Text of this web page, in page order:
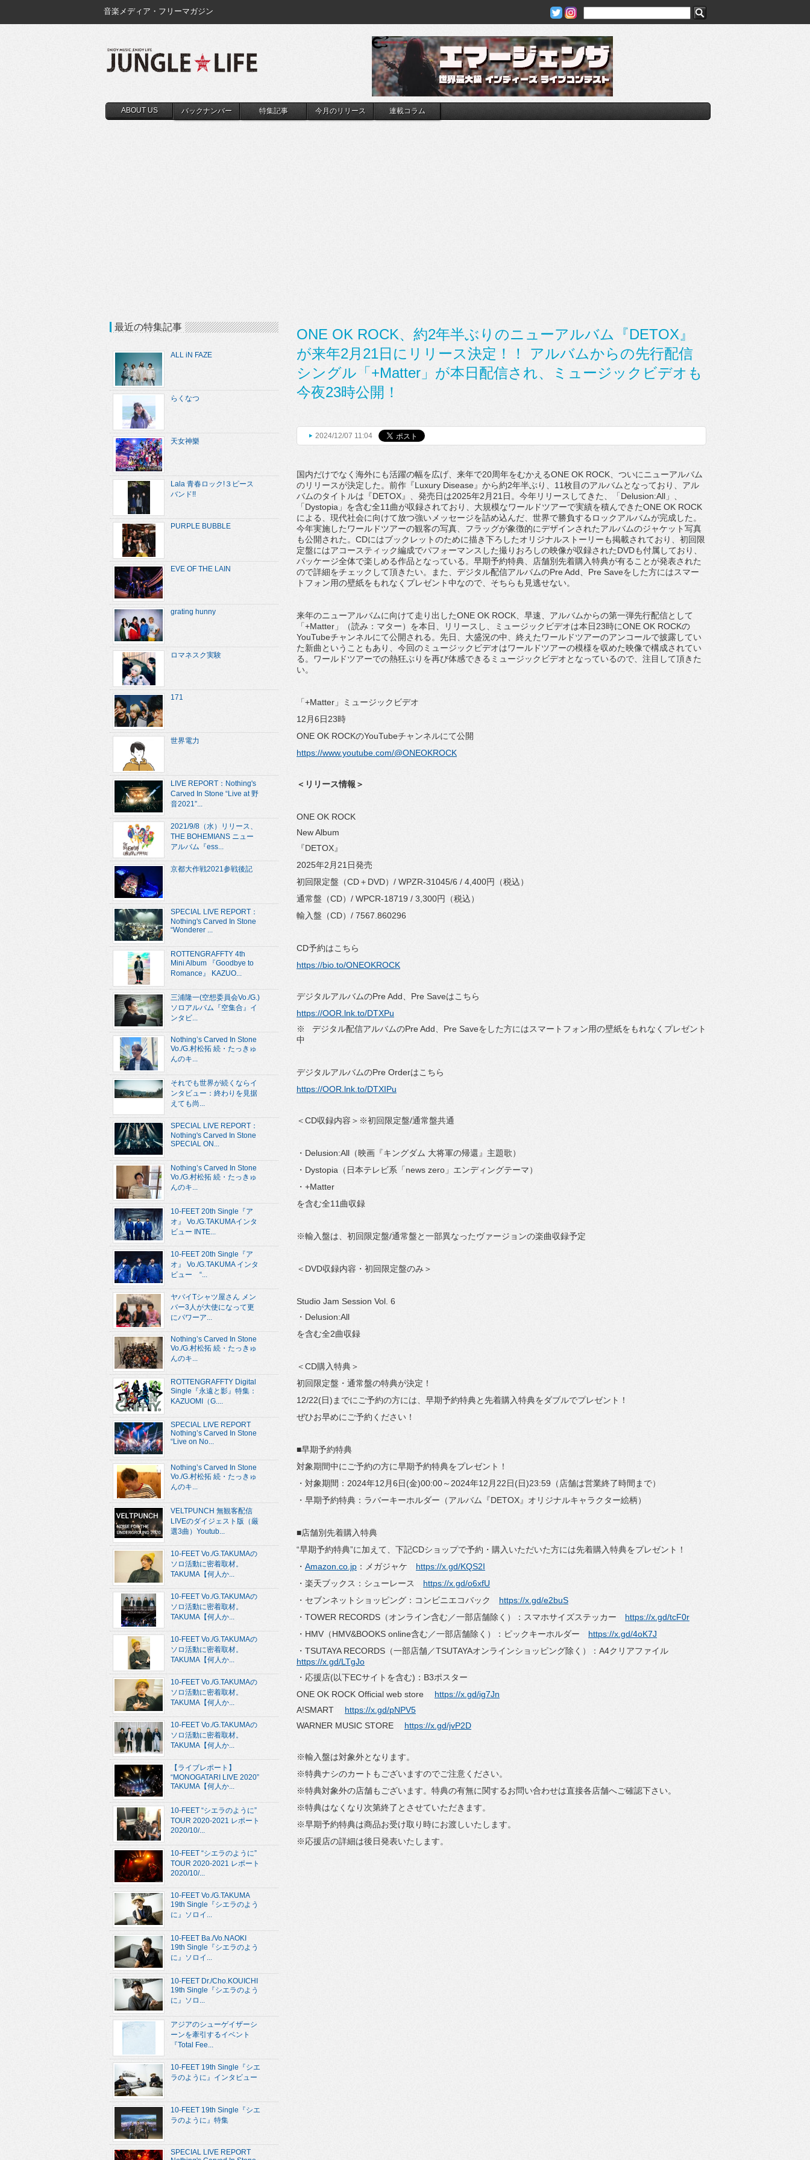
音楽メディア・フリーマガジン
ABOUT US バックナンバー 特集記事 今月のリリース 連載コラム
ONE OK ROCK、約2年半ぶりのニューアルバム『DETOX』
が来年2月21日にリリース決定！！ アルバムからの先行配信
シングル「+Matter」が本日配信され、ミュージックビデオも
今夜23時公開！
2024/12/07 11:04
国内だけでなく海外にも活躍の幅を広げ、来年で20周年をむかえるONE OK ROCK、ついにニューアルバム
のリリースが決定した。前作『Luxury Disease』から約2年半ぶり、11枚目のアルバムとなっており、アル
バムのタイトルは『DETOX』、発売日は2025年2月21日。今年リリースしてきた、「Delusion:All」、
「Dystopia」を含む全11曲が収録されており、大規模なワールドツアーで実績を積んできたONE OK ROCK
による、現代社会に向けて放つ強いメッセージを詰め込んだ、世界で勝負するロックアルバムが完成した。
今年実施したワールドツアーの観客の写真、フラッグが象徴的にデザインされたアルバムのジャケット写真
も公開された。CDにはブックレットのために描き下ろしたオリジナルストーリーも掲載されており、初回限
定盤にはアコースティック編成でパフォーマンスした撮りおろしの映像が収録されたDVDも付属しており、
パッケージ全体で楽しめる作品となっている。早期予約特典、店舗別先着購入特典が有ることが発表された
ので詳細をチェックして頂きたい。また、デジタル配信アルバムのPre Add、Pre Saveをした方にはスマー
トフォン用の壁紙をもれなくプレゼント中なので、そちらも見逃せない。
来年のニューアルバムに向けて走り出したONE OK ROCK、早速、アルバムからの第一弾先行配信として
「+Matter」（読み：マター）を本日、リリースし、ミュージックビデオは本日23時にONE OK ROCKの
YouTubeチャンネルにて公開される。先日、大盛況の中、終えたワールドツアーのアンコールで披露してい
た新曲ということもあり、今回のミュージックビデオはワールドツアーの模様を収めた映像で構成されてい
る。ワールドツアーでの熱狂ぶりを再び体感できるミュージックビデオとなっているので、注目して頂きた
い。
「+Matter」ミュージックビデオ
12月6日23時
ONE OK ROCKのYouTubeチャンネルにて公開
https://www.youtube.com/@ONEOKROCK
＜リリース情報＞
ONE OK ROCK
New Album
『DETOX』
2025年2月21日発売
初回限定盤（CD＋DVD）/ WPZR-31045/6 / 4,400円（税込）
通常盤（CD）/ WPCR-18719 / 3,300円（税込）
輸入盤（CD）/ 7567.860296
CD予約はこちら
https://bio.to/ONEOKROCK
デジタルアルバムのPre Add、Pre Saveはこちら
https://OOR.lnk.to/DTXPu
※ デジタル配信アルバムのPre Add、Pre Saveをした方にはスマートフォン用の壁紙をもれなくプレゼント
中
デジタルアルバムのPre Orderはこちら
https://OOR.lnk.to/DTXIPu
＜CD収録内容＞※初回限定盤/通常盤共通
・Delusion:All（映画『キングダム 大将軍の帰還』主題歌）
・Dystopia（日本テレビ系「news zero」エンディングテーマ）
・+Matter
を含む全11曲収録
※輸入盤は、初回限定盤/通常盤と一部異なったヴァージョンの楽曲収録予定
＜DVD収録内容・初回限定盤のみ＞
Studio Jam Session Vol. 6
・Delusion:All
を含む全2曲収録
＜CD購入特典＞
初回限定盤・通常盤の特典が決定！
12/22(日)までにご予約の方には、早期予約特典と先着購入特典をダブルでプレゼント！
ぜひお早めにご予約ください！
■早期予約特典
対象期間中にご予約の方に早期予約特典をプレゼント！
・対象期間：2024年12月6日(金)00:00～2024年12月22日(日)23:59（店舗は営業終了時間まで）
・早期予約特典：ラバーキーホルダー（アルバム『DETOX』オリジナルキャラクター絵柄）
■店舗別先着購入特典
“早期予約特典”に加えて、下記CDショップで予約・購入いただいた方には先着購入特典をプレゼント！
・ Amazon.co.jp ：メガジャケ https://x.gd/KQS2I
・楽天ブックス：シューレース https://x.gd/o6xfU
・セブンネットショッピング：コンビニエコバック https://x.gd/e2buS
・TOWER RECORDS（オンライン含む／一部店舗除く）：スマホサイズステッカー https://x.gd/tcF0r
・HMV（HMV&BOOKS online含む／一部店舗除く）：ピックキーホルダー https://x.gd/4oK7J
・TSUTAYA RECORDS（一部店舗／TSUTAYAオンラインショッピング除く）：A4クリアファイル
https://x.gd/LTgJo
・応援店(以下ECサイトを含む)：B3ポスター
ONE OK ROCK Official web store https://x.gd/ig7Jn
A!SMART https://x.gd/pNPV5
WARNER MUSIC STORE https://x.gd/jvP2D
※輸入盤は対象外となります。
※特典ナシのカートもございますのでご注意ください。
※特典対象外の店舗もございます。特典の有無に関するお問い合わせは直接各店舗へご確認下さい。
※特典はなくなり次第終了とさせていただきます。
※早期予約特典は商品お受け取り時にお渡しいたします。
※応援店の詳細は後日発表いたします。
最近の特集記事
ALL iN FAZE
らくなつ
天女神樂
Lala 青春ロック!３ピース
バンド!!
PURPLE BUBBLE
EVE OF THE LAIN
grating hunny
ロマネスク実験
171
世界電力
LIVE REPORT：Nothing's
Carved In Stone “Live at 野
音2021”...
2021/9/8（水）リリース、
THE BOHEMIANS ニュー
アルバム『ess...
京都大作戦2021参戦後記
SPECIAL LIVE REPORT：
Nothing's Carved In Stone
“Wonderer ...
ROTTENGRAFFTY 4th
Mini Album 『Goodbye to
Romance』 KAZUO...
三浦隆一(空想委員会Vo./G.)
ソロアルバム『空集合』イ
ンタビ...
Nothing’s Carved In Stone
Vo./G.村松拓 続・たっきゅ
んのキ...
それでも世界が続くならイ
ンタビュー：終わりを見据
えても尚...
SPECIAL LIVE REPORT：
Nothing's Carved In Stone
SPECIAL ON...
Nothing’s Carved In Stone
Vo./G.村松拓 続・たっきゅ
んのキ...
10-FEET 20th Single『ア
オ』 Vo./G.TAKUMAインタ
ビュー INTE...
10-FEET 20th Single『ア
オ』 Vo./G.TAKUMA インタ
ビュー “...
ヤバイTシャツ屋さん メン
バー3人が大使になって更
にパワーア...
Nothing’s Carved In Stone
Vo./G.村松拓 続・たっきゅ
んのキ...
ROTTENGRAFFTY Digital
Single『永遠と影』特集：
KAZUOMI（G....
SPECIAL LIVE REPORT
Nothing’s Carved In Stone
“Live on No...
Nothing’s Carved In Stone
Vo./G.村松拓 続・たっきゅ
んのキ...
VELTPUNCH 無観客配信
LIVEのダイジェスト版（厳
選3曲）Youtub...
10-FEET Vo./G.TAKUMAの
ソロ活動に密着取材。
TAKUMA【何人か...
10-FEET Vo./G.TAKUMAの
ソロ活動に密着取材。
TAKUMA【何人か...
10-FEET Vo./G.TAKUMAの
ソロ活動に密着取材。
TAKUMA【何人か...
10-FEET Vo./G.TAKUMAの
ソロ活動に密着取材。
TAKUMA【何人か...
10-FEET Vo./G.TAKUMAの
ソロ活動に密着取材。
TAKUMA【何人か...
【ライブレポート】
“MONOGATARI LIVE 2020”
TAKUMA【何人か...
10-FEET “シエラのように”
TOUR 2020-2021 レポート
2020/10/...
10-FEET “シエラのように”
TOUR 2020-2021 レポート
2020/10/...
10-FEET Vo./G.TAKUMA
19th Single『シエラのよう
に』ソロイ...
10-FEET Ba./Vo.NAOKI
19th Single『シエラのよう
に』ソロイ...
10-FEET Dr./Cho.KOUICHI
19th Single『シエラのよう
に』ソロ...
アジアのシューゲイザーシ
ーンを牽引するイベント
『Total Fee...
10-FEET 19th Single『シエ
ラのように』インタビュー
10-FEET 19th Single『シエ
ラのように』特集
SPECIAL LIVE REPORT